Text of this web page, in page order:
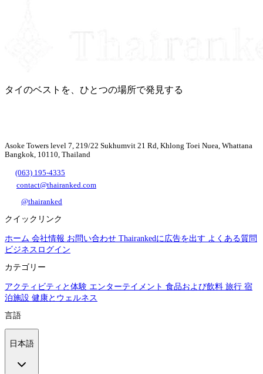
タイのベストを、ひとつの場所で発見する
Asoke Towers level 7, 219/22 Sukhumvit 21 Rd, Khlong Toei Nuea, Whattana
Bangkok, 10110, Thailand
(063) 195-4335
contact@thairanked.com
@thairanked
クイックリンク
ホーム 会社情報 お問い合わせ Thairankedに広告を出す よくある質問
ビジネスログイン
カテゴリー
アクティビティと体験 エンターテイメント 食品および飲料 旅行 宿
泊施設 健康とウェルネス
言語
日本語